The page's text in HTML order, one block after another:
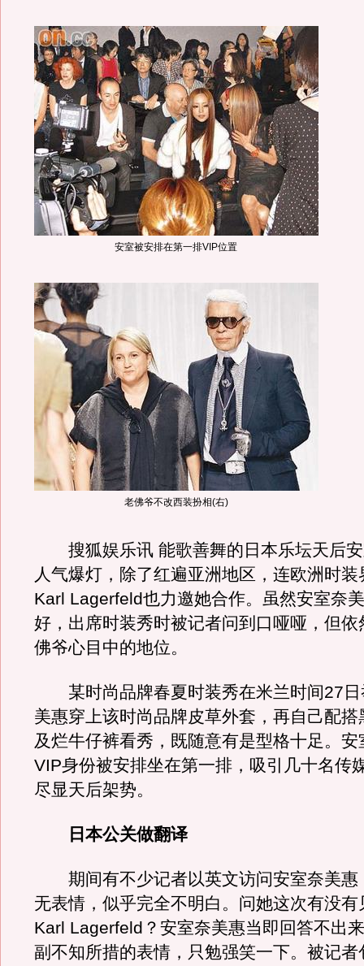
安室被安排在第一排VIP位置
老佛爷不改西装扮相(右)
搜狐娱乐讯 能歌善舞的日本乐坛天后安
人气爆灯，除了红遍亚洲地区，连欧洲时
Karl Lagerfeld也力邀她合作。虽然安室奈
好，出席时装秀时被记者问到口哑哑，但依
佛爷心目中的地位。
某时尚品牌春夏时装秀在米兰时间27日
美惠穿上该时尚品牌皮草外套，再自己配搭
及烂牛仔裤看秀，既随意有是型格十足。安
VIP身份被安排坐在第一排，吸引几十名传
尽显天后架势。
日本公关做翻译
期间有不少记者以英文访问安室奈美惠
无表情，似乎完全不明白。问她这次有没有
Karl Lagerfeld？安室奈美惠当即回答不出
副不知所措的表情，只勉强笑一下。被记者